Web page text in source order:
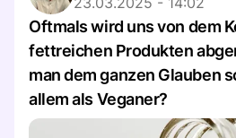
Oftmals wird uns von dem
fettreichen Produkten
man dem ganzen Glauben
allem als Veganer?